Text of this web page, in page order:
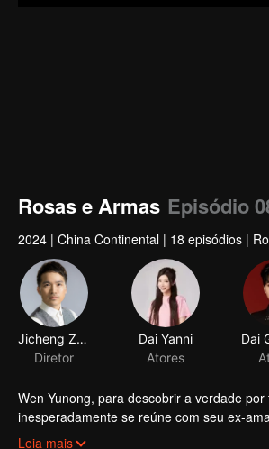
Rosas e Armas Episódio
2024 | China Continental | 18 episódios |
Jicheng Zou
Diretor
Dai Yanni
Atores
Wen Yunong, para descobrir a verdade
inesperadamente se reúne com seu ex-
quando Qin Kewen retorna com um voto
Leia mais